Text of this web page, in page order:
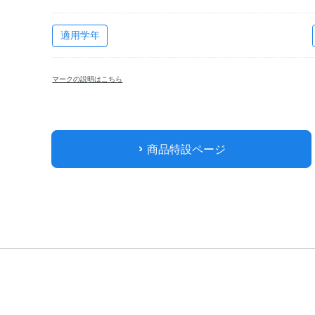
適用学年
マークの説明はこちら
商品特設ページ